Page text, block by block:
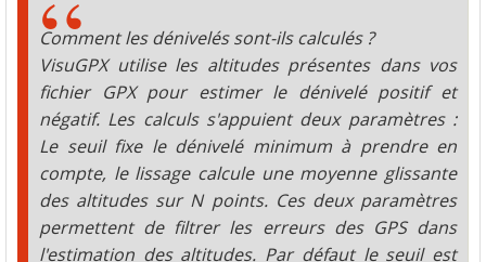
Comment les dénivelés sont-ils calculés ?
VisuGPX utilise les altitudes présentes dans vos
fichier GPX pour estimer le dénivelé positif et
négatif. Les calculs s'appuient deux paramètres :
Le seuil fixe le dénivelé minimum à prendre en
compte, le lissage calcule une moyenne glissante
des altitudes sur N points. Ces deux paramètres
permettent de filtrer les erreurs des GPS dans
l'estimation des altitudes. Par défaut le seuil est